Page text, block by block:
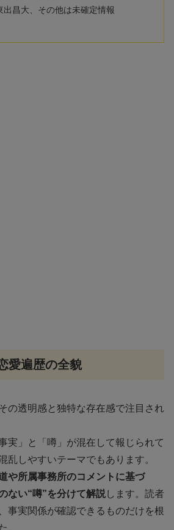
出昌大、その他は未確定情報
愛遍歴の全貌
の透明感と独特な存在感で注目され
実」と「噂」が混在して報じられて
乱しやすいテーマでもあります。
や所属事務所のコメントに基づ
ない“噂”を分けて解説します。読者
事実関係が確認できるものだけを根
。